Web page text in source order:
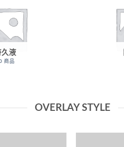
久液
商品
OVERLAY STYLE